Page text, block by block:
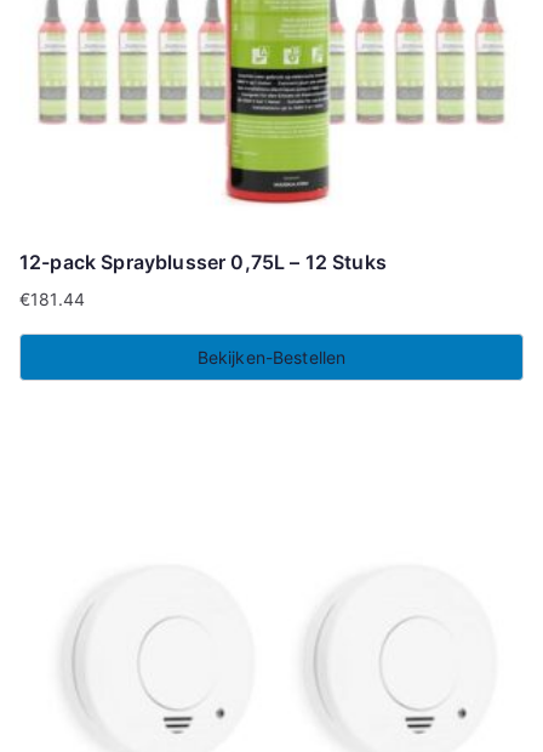
12-pack Sprayblusser 0,75L – 12 Stuks
€181.44
Bekijken-Bestellen